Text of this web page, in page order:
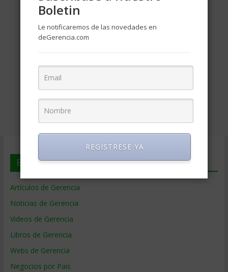
En deGerencia.com
Artículos de Gerencia
Noticias de Gerencia
Videos de Gerencia
Libros de Gerencia
Webs de Gerencia
Negocios por País
Boletin
Le notificaremos de las novedades en
deGerencia.com
REGISTRESE YA